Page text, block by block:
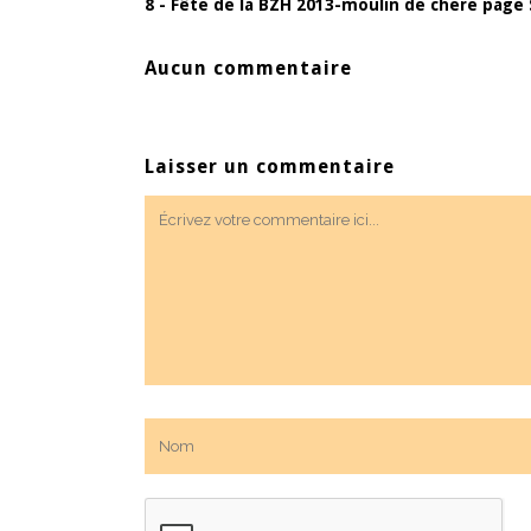
8 - Fête de la BZH 2013-moulin de chere
Aucun commentaire
Laisser un commentaire